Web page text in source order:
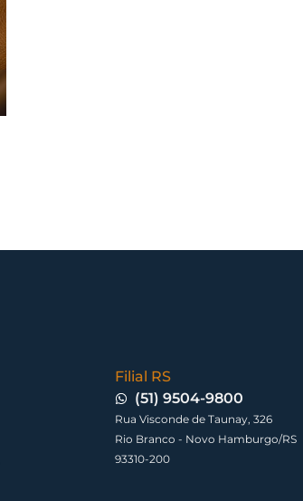
Filial RS
(51) 9504-9800
Rua Visconde de Taunay, 326
Rio Branco - Novo Hamburgo/RS
93310-200